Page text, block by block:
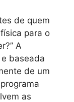
de quem
para o
A
baseada
de um
as